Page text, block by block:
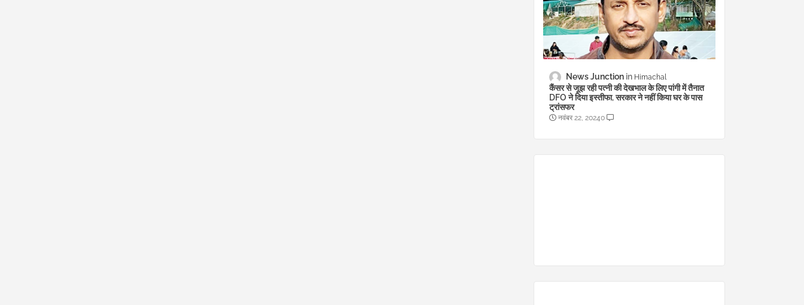
News Junction Himachal
कैंसर से जूझ रही पत्नी की देखभाल के लिए पांगी में तैनात
DFO ने दिया इस्तीफा, सरकार ने नहीं किया घर के पास
ट्रांसफर
नवंबर 22, 20240